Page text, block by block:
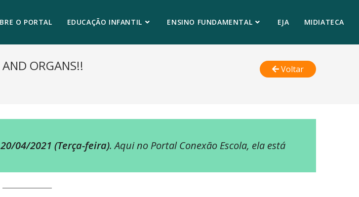
O PORTAL EDUCAÇÃO INFANTIL ENSINO FUNDAMENTAL EJA MIDIATECA
ORGANS!! Voltar
20/04/2021 (Terça-feira). Aqui no Portal Conexão Escola, ela está